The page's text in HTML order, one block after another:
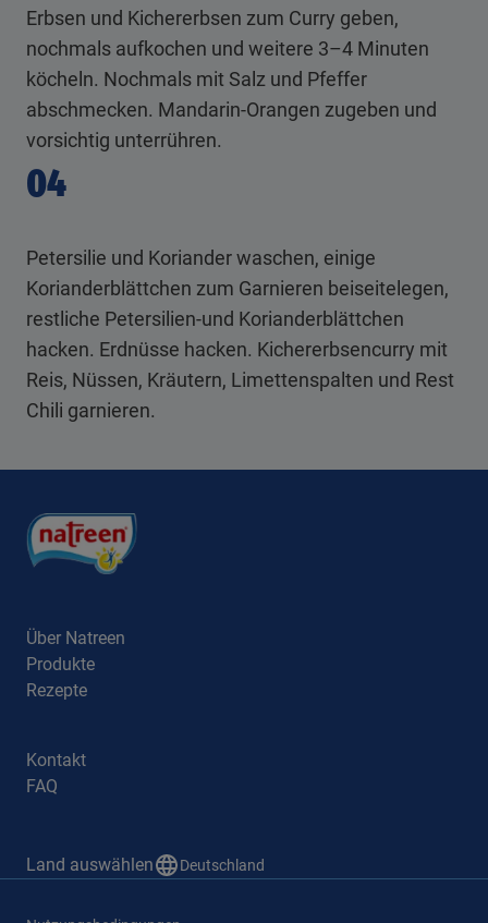
Erbsen und Kichererbsen zum Curry geben,
nochmals aufkochen und weitere 3–4 Minuten
köcheln. Nochmals mit Salz und Pfeffer
abschmecken. Mandarin-Orangen zugeben und
vorsichtig unterrühren.
04
Petersilie und Koriander waschen, einige
Korianderblättchen zum Garnieren beiseitelegen,
restliche Petersilien-und Korianderblättchen
hacken. Erdnüsse hacken. Kichererbsencurry mit
Reis, Nüssen, Kräutern, Limettenspalten und Rest
Chili garnieren.
Über Natreen
Produkte
Rezepte
Kontakt
FAQ
Land auswählen Deutschland